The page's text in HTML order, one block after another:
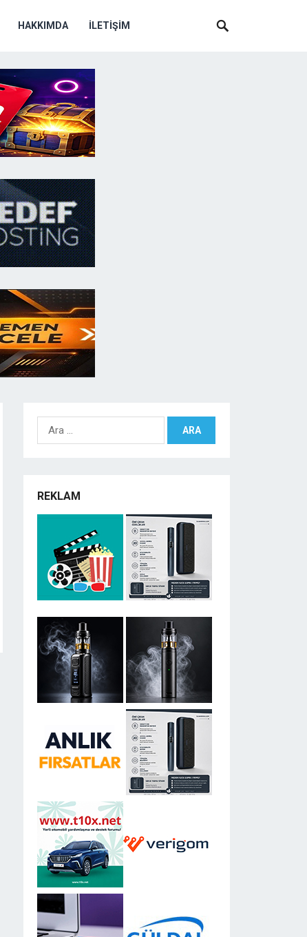
HAKKIMDA İLETIŞIM
Arama:
REKLAM